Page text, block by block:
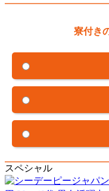
寮付き
スペシャル